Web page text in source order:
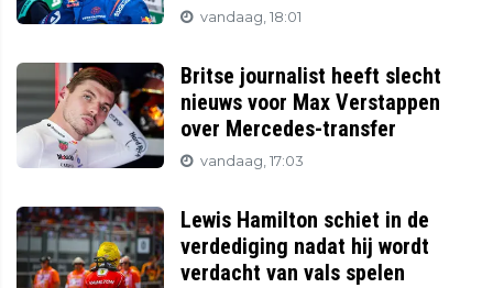
vandaag, 18:01
Britse journalist heeft slecht
nieuws voor Max Verstappen
over Mercedes-transfer
vandaag, 17:03
Lewis Hamilton schiet in de
verdediging nadat hij wordt
verdacht van vals spelen